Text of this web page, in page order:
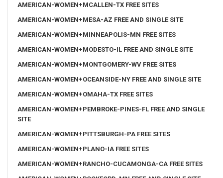
AMERICAN-WOMEN+MCALLEN-TX FREE SITES
AMERICAN-WOMEN+MESA-AZ FREE AND SINGLE SITE
AMERICAN-WOMEN+MINNEAPOLIS-MN FREE SITES
AMERICAN-WOMEN+MODESTO-IL FREE AND SINGLE SITE
AMERICAN-WOMEN+MONTGOMERY-WV FREE SITES
AMERICAN-WOMEN+OCEANSIDE-NY FREE AND SINGLE SITE
AMERICAN-WOMEN+OMAHA-TX FREE SITES
AMERICAN-WOMEN+PEMBROKE-PINES-FL FREE AND SINGLE
SITE
AMERICAN-WOMEN+PITTSBURGH-PA FREE SITES
AMERICAN-WOMEN+PLANO-IA FREE SITES
AMERICAN-WOMEN+RANCHO-CUCAMONGA-CA FREE SITES